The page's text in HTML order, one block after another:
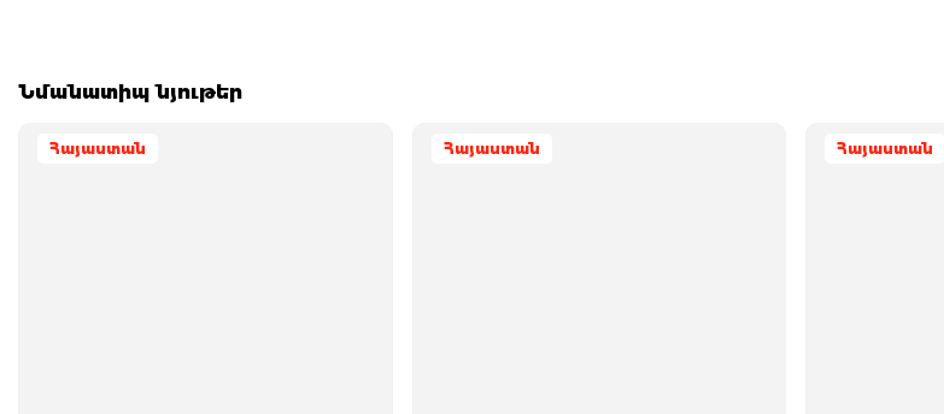
Նմանատիպ նյութեր
Հայաստան Հայաստան Հայաստան